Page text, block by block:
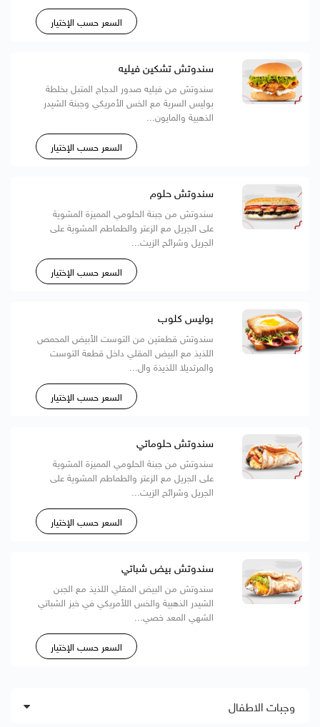
السعر حسب الإختيار
سندوتش تشكين فيليه
سندوتش من فيليه صدور الدجاج المتبل بخلطة
بوليس السرية مع الخس الأمريكي وجبنة الشيدر
الذهبية والمايون...
السعر حسب الإختيار
سندوتش حلوم
سندوتش من جبنة الحلومي المميزة المشوية
على الجريل مع الزعتر والطماطم المشوية على
الجريل وشرائح الزيت...
السعر حسب الإختيار
بوليس كلوب
سندوتش قطعتين من التوست الأبيض المحمص
اللذيذ مع البيض المقلي داخل قطعة التوست
والمرتديلا اللذيذة وال...
السعر حسب الإختيار
سندوتش حلوماتي
سندوتش من جبنة الحلومي المميزة المشوية
على الجريل مع الزعتر والطماطم المشوية على
الجريل وشرائح الزيت...
السعر حسب الإختيار
سندوتش بيض شباتي
سندوتش من البيض المقلي اللذيذ مع الجبن
الشيدر الذهبية والخس اللأمريكي في خبز الشباتي
الشهي المعد خصي...
السعر حسب الإختيار
وجبات الاطفال